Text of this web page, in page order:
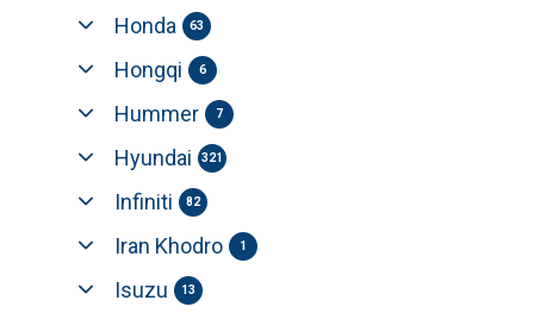
Honda 63
Hongqi 6
Hummer 7
Hyundai 321
Infiniti 82
Iran Khodro 1
Isuzu 13